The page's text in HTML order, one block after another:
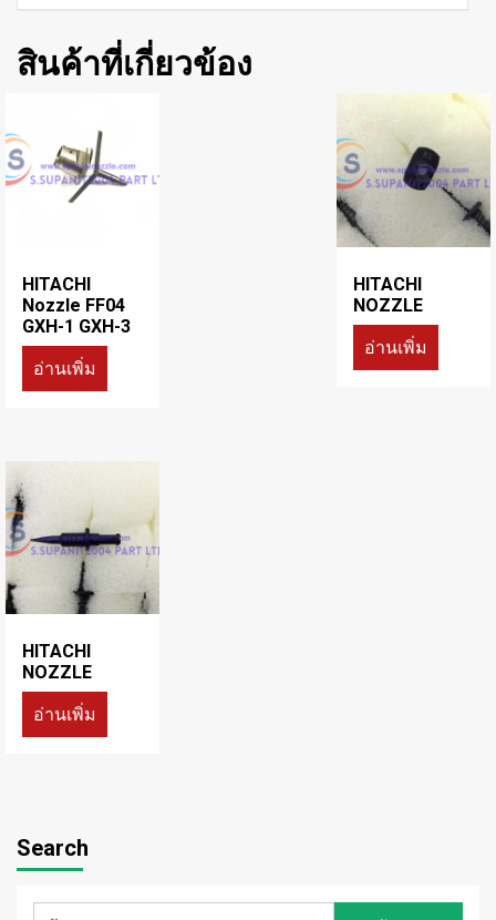
สินค้าที่เกี่ยวข้อง
HITACHI
Nozzle FF04
GXH-1 GXH-3
อ่านเพิ่ม
HITACHI
NOZZLE
อ่านเพิ่ม
HITACHI
NOZZLE
อ่านเพิ่ม
Search
ค้นหา